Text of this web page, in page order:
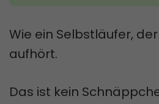
Wie ein Selbstläufer,
aufhört.
Das ist kein